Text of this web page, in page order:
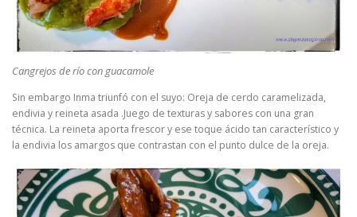
Cangrejos de río con guacamole
Sin embargo Inma triunfó con el suyo: Oreja de cerdo caramelizada,
endivia y reineta asada .Juego de texturas y sabores con una gran
técnica. La reineta aporta frescor y ese toque ácido tan característico y
la endivia los amargos que contrastan con el punto dulce de la oreja.